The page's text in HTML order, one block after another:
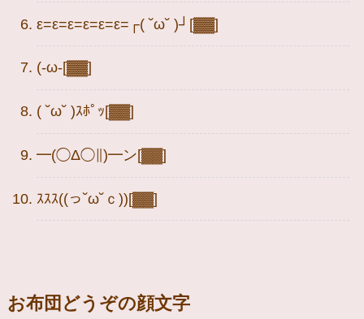
ε=ε=ε=ε=ε=ε=┌( ˘ω˘ )┘[▓▓]
(-ω-[▓▓]
( ˘ω˘ )ｽﾎﾟｯ[▓▓]
━(◯Δ◯∥)━ン[▓▓]
ｽｽｽ((っ˘ω˘ｃ))[▓▓]
お布団どうぞの顔文字